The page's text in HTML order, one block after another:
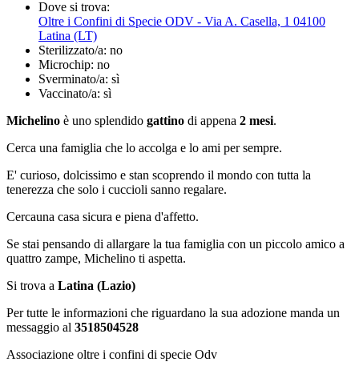
Dove si trova:
Oltre i Confini di Specie ODV - Via A. Casella, 1 04100
Latina (LT)
Sterilizzato/a: no
Microchip: no
Sverminato/a: sì
Vaccinato/a: sì
Michelino è uno splendido gattino di appena 2 mesi.
Cerca una famiglia che lo accolga e lo ami per sempre.
E' curioso, dolcissimo e stan scoprendo il mondo con tutta la
tenerezza che solo i cuccioli sanno regalare.
Cercauna casa sicura e piena d'affetto.
Se stai pensando di allargare la tua famiglia con un piccolo amico a
quattro zampe, Michelino ti aspetta.
Si trova a Latina (Lazio)
Per tutte le informazioni che riguardano la sua adozione manda un
messaggio al 3518504528
Associazione oltre i confini di specie Odv